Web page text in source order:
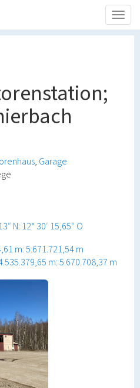
Garage
N: 12° 30′ 15,65″ O
m: 5.671.721,54 m
m: 5.670.708,37 m